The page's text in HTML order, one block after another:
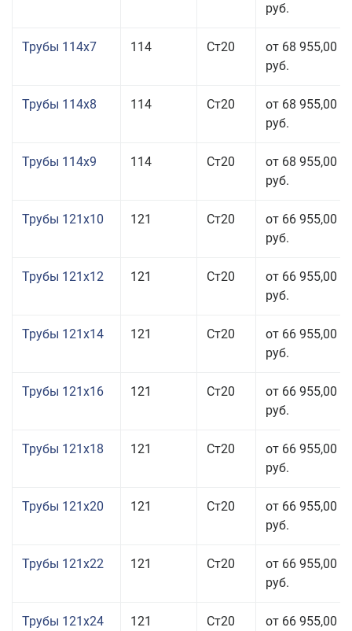
руб.
Трубы 114x7 114 Ст20
от 68 955,00
руб.
Трубы 114x8 114 Ст20
от 68 955,00
руб.
Трубы 114x9 114 Ст20
от 68 955,00
руб.
Трубы 121x10 121 Ст20
от 66 955,00
руб.
Трубы 121x12 121 Ст20
от 66 955,00
руб.
Трубы 121x14 121 Ст20
от 66 955,00
руб.
Трубы 121x16 121 Ст20
от 66 955,00
руб.
Трубы 121x18 121 Ст20
от 66 955,00
руб.
Трубы 121x20 121 Ст20
от 66 955,00
руб.
Трубы 121x22 121 Ст20
от 66 955,00
руб.
Трубы 121x24 121 Ст20 от 66 955,00